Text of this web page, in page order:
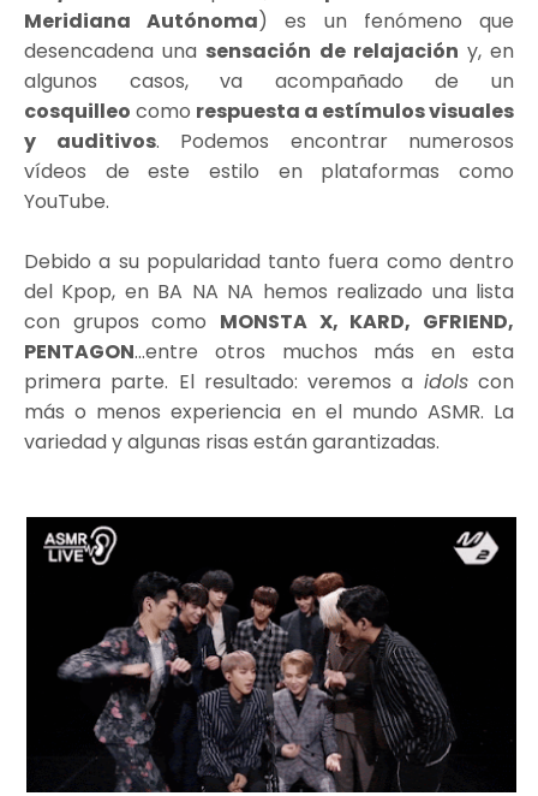
Meridiana Autónoma) es un fenómeno que
desencadena una sensación de relajación y, en
algunos casos, va acompañado de un
cosquilleo como respuesta a estímulos visuales
y auditivos. Podemos encontrar numerosos
vídeos de este estilo en plataformas como
YouTube.
Debido a su popularidad tanto fuera como dentro
del Kpop, en BA NA NA hemos realizado una lista
con grupos como MONSTA X, KARD, GFRIEND,
PENTAGON...entre otros muchos más en esta
primera parte. El resultado: veremos a idolscon
más o menos experiencia en el mundo ASMR. La
variedad y algunas risas están garantizadas.